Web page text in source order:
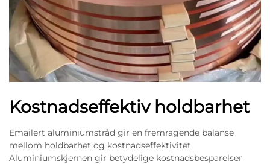
Kostnadseffektiv holdbarhet
Emailert aluminiumstråd gir en fremragende balanse
mellom holdbarhet og kostnadseffektivitet.
Aluminiumskjernen gir betydelige kostnadsbesparelser